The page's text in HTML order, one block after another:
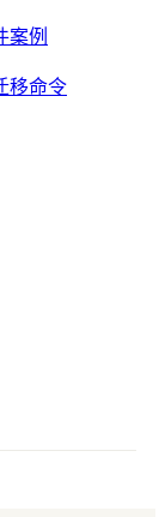
案例
移命令